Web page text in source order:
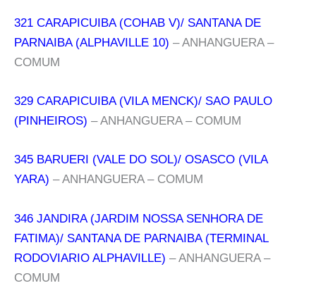
321 CARAPICUIBA (COHAB V)/ SANTANA DE
PARNAIBA (ALPHAVILLE 10) – ANHANGUERA –
COMUM
329 CARAPICUIBA (VILA MENCK)/ SAO PAULO
(PINHEIROS) – ANHANGUERA – COMUM
345 BARUERI (VALE DO SOL)/ OSASCO (VILA
YARA) – ANHANGUERA – COMUM
346 JANDIRA (JARDIM NOSSA SENHORA DE
FATIMA)/ SANTANA DE PARNAIBA (TERMINAL
RODOVIARIO ALPHAVILLE) – ANHANGUERA –
COMUM